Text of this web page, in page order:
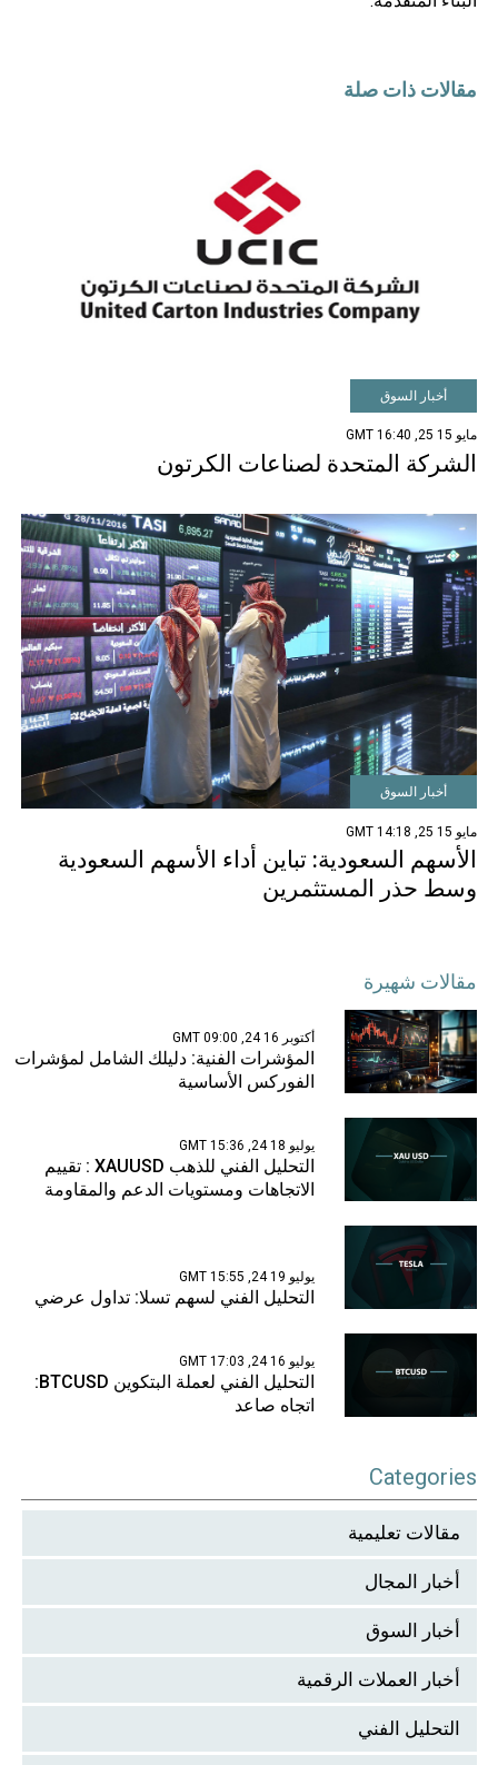
مقالات ذات صلة
أخبار السوق
مايو 15 25, 16:40 GMT
الشركة المتحدة لصناعات الكرتون
أخبار السوق
مايو 15 25, 14:18 GMT
الأسهم السعودية: تباين أداء الأسهم السعودية
وسط حذر المستثمرين
مقالات شهيرة
أكتوبر 16 24, 09:00 GMT
المؤشرات الفنية: دليلك الشامل لمؤشرات
الفوركس الأساسية
يوليو 18 24, 15:36 GMT
التحليل الفني للذهب XAUUSD : تقييم
الاتجاهات ومستويات الدعم والمقاومة
يوليو 19 24, 15:55 GMT
التحليل الفني لسهم تسلا: تداول عرضي
يوليو 16 24, 17:03 GMT
التحليل الفني لعملة البتكوين BTCUSD:
اتجاه صاعد
Categories
مقالات تعليمية
أخبار المجال
أخبار السوق
أخبار العملات الرقمية
التحليل الفني